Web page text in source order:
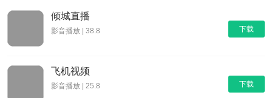
下载
倾城直播
影音播放 | 38.8
下载
飞机视频
影音播放 | 25.8